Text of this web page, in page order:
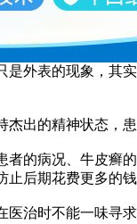
表的现象，其
的精神状态，患
病况、牛皮癣
后期花费更多的钱
时不能一味寻